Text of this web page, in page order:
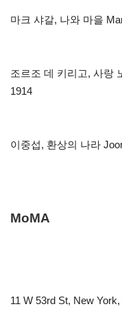
마크 샤갈, 나와 마을
조르조 데 키리고, 사랑
1914
이중섭, 환상의 나라
MoMA
11 W 53rd St, New